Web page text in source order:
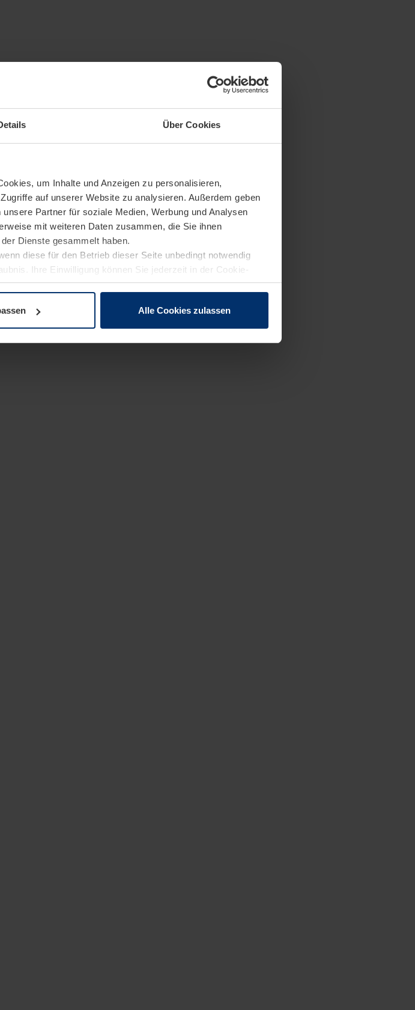
Über Cookies
um Inhalte und Anzeigen zu personalisieren,
auf unserer Website zu analysieren. Außerdem geben
Partner für soziale Medien, Werbung und Analysen
mit weiteren Daten zusammen, die Sie ihnen
Dienste gesammelt haben.
diese für den Betrieb dieser Seite unbedingt notwendig
Ihre Einwilligung können Sie jederzeit in der Cookie-
ändern oder widerrufen.
Alle Cookies zulassen